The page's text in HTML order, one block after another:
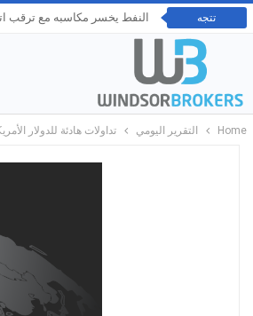
تتجه النفط يخسر مكاسبه مع ترقب
Home التقرير اليومي تداولات هادئة للدولار